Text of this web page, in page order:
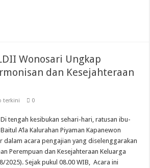
Wonosari Ungkap
dan Kesejahteraan
terkini 0
tengah kesibukan sehari-hari, ratusan ibu-
A’la Kalurahan Piyaman Kapanewon
dalam acara pengajian yang diselenggarakan
Perempuan dan Kesejahteraan Keluarga
2025). Sejak pukul 08.00 WIB, Acara ini